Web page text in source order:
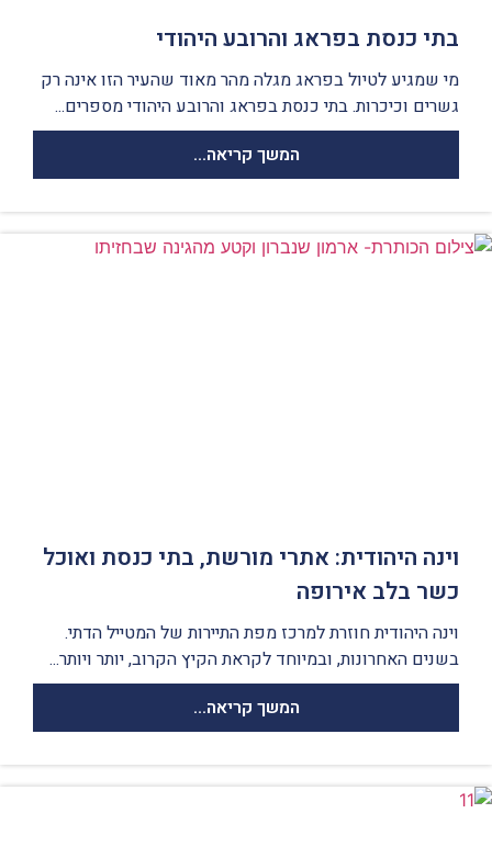
בתי כנסת בפראג והרובע היהודי
מי שמגיע לטיול בפראג מגלה מהר מאוד שהעיר הזו אינה רק
גשרים וכיכרות. בתי כנסת בפראג והרובע היהודי מספרים...
המשך קריאה...
וינה היהודית: אתרי מורשת, בתי כנסת ואוכל
כשר בלב אירופה
וינה היהודית חוזרת למרכז מפת התיירות של המטייל הדתי.
בשנים האחרונות, ובמיוחד לקראת הקיץ הקרוב, יותר ויותר...
המשך קריאה...